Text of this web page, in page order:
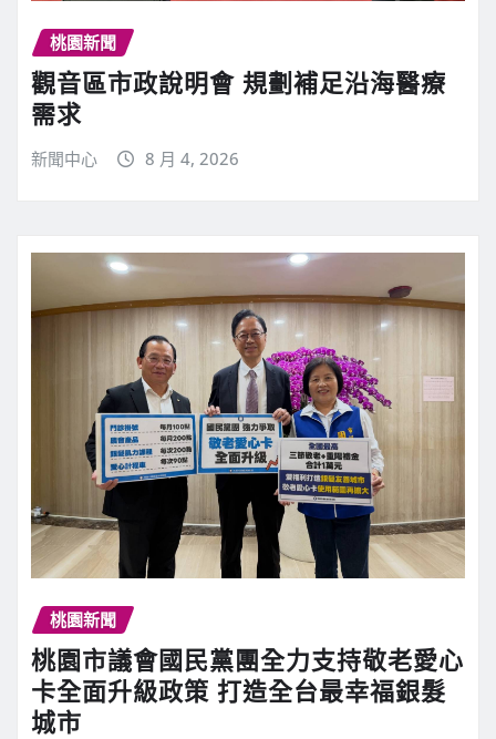
桃園新聞
觀音區市政說明會 規劃補足沿海醫療
需求
新聞中心 8 月 4, 2026
桃園新聞
桃園市議會國民黨團全力支持敬老愛心
卡全面升級政策 打造全台最幸福銀髮
城市